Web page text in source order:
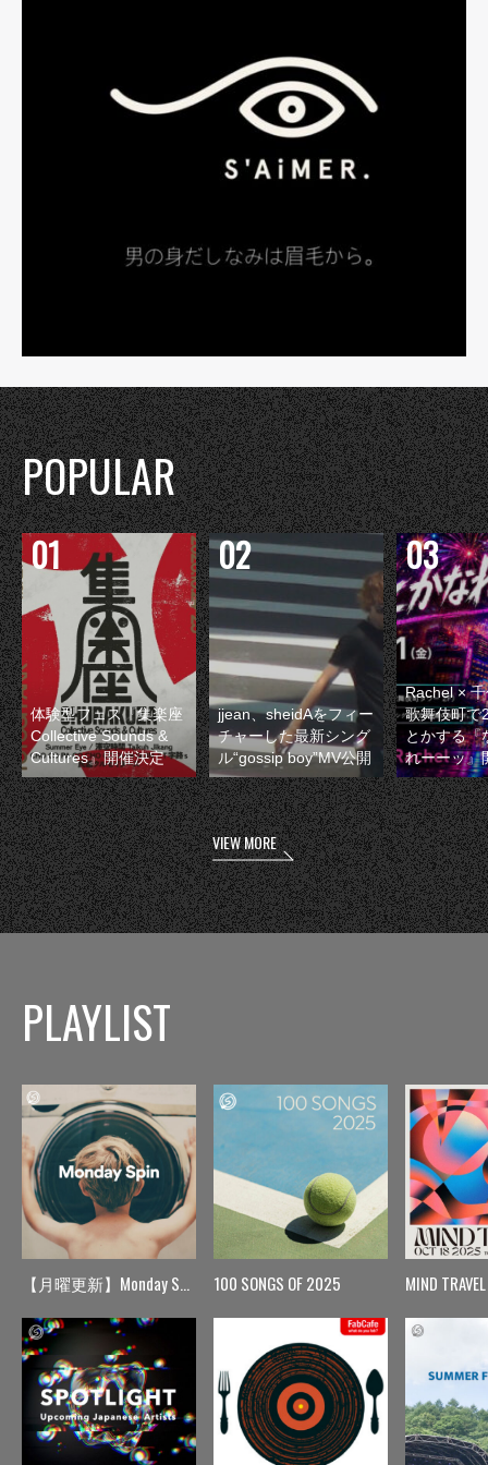
POPULAR
体験型フェス『集楽座
Collective Sounds &
Cultures』開催決定
jjean、sheidAをフィー
チャーした最新シング
ル“gossip boy”MV公開
Rachel ×
歌舞伎町で
とかする『
れーーッ』
VIEW MORE
PLAYLIST
【月曜更新】Monday Spin 100 SONGS OF 2025 MIND TRAVEL